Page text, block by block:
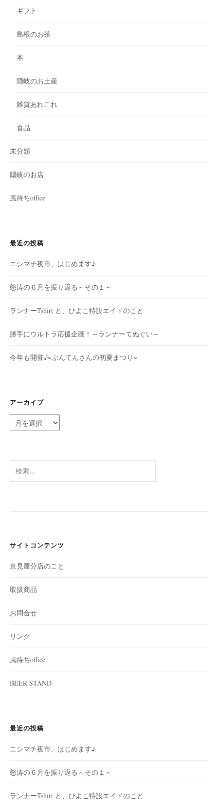
ギフト
島根のお茶
本
隠岐のお土産
雑貨あれこれ
食品
未分類
隠岐のお店
風待ちoffice
最近の投稿
ニシマチ夜市、はじめます♪
怒涛の６月を振り返る～その１～
ランナーTshirt と、ひよこ特設エイドのこと
勝手にウルトラ応援企画！～ランナーてぬぐい～
今年も開催♪~ぶんてんさんの初夏まつり~
アーカイブ
ー
ブ
索:
サイトコンテンツ
京見屋分店のこと
取扱商品
お問合せ
リンク
風待ちoffice
BEER STAND
最近の投稿
ニシマチ夜市、はじめます♪
怒涛の６月を振り返る～その１～
ランナーTshirt と、ひよこ特設エイドのこと